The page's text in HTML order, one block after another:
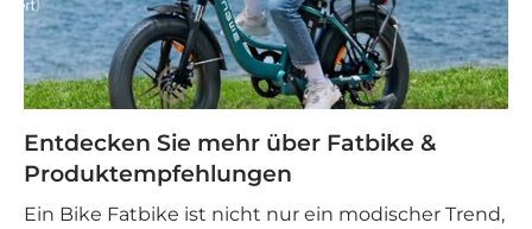
Entdecken Sie mehr über Fatbike &
Produktempfehlungen
Ein Bike Fatbike ist nicht nur ein modischer Trend,